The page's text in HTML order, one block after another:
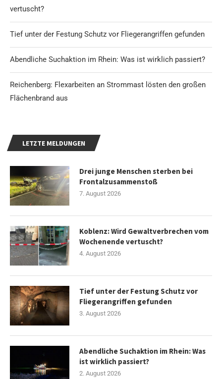
vertuscht?
Tief unter der Festung Schutz vor Fliegerangriffen gefunden
Abendliche Suchaktion im Rhein: Was ist wirklich passiert?
Reichenberg: Flexarbeiten an Strommast lösten den großen
Flächenbrand aus
LETZTE MELDUNGEN
Drei junge Menschen sterben bei
Frontalzusammenstoß
7. August 2026
Koblenz: Wird Gewaltverbrechen vom
Wochenende vertuscht?
4. August 2026
Tief unter der Festung Schutz vor
Fliegerangriffen gefunden
3. August 2026
Abendliche Suchaktion im Rhein: Was
ist wirklich passiert?
2. August 2026